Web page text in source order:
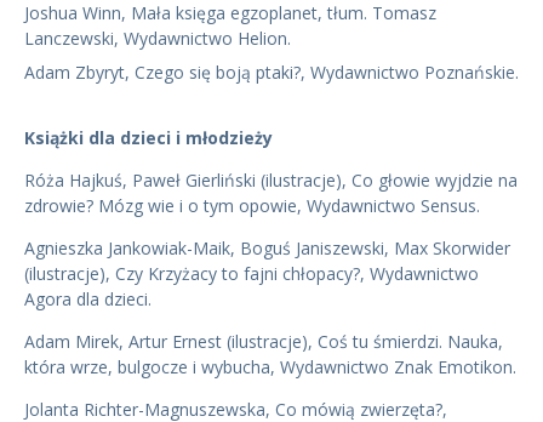
Joshua Winn, Mała księga egzoplanet, tłum. Tomasz
Lanczewski, Wydawnictwo Helion.
Adam Zbyryt, Czego się boją ptaki?, Wydawnictwo Poznańskie.
Książki dla dzieci i młodzieży
Róża Hajkuś, Paweł Gierliński (ilustracje), Co głowie wyjdzie na
zdrowie? Mózg wie i o tym opowie, Wydawnictwo Sensus.
Agnieszka Jankowiak-Maik, Boguś Janiszewski, Max Skorwider
(ilustracje), Czy Krzyżacy to fajni chłopacy?, Wydawnictwo
Agora dla dzieci.
Adam Mirek, Artur Ernest (ilustracje), Coś tu śmierdzi. Nauka,
która wrze, bulgocze i wybucha, Wydawnictwo Znak Emotikon.
Jolanta Richter-Magnuszewska, Co mówią zwierzęta?,